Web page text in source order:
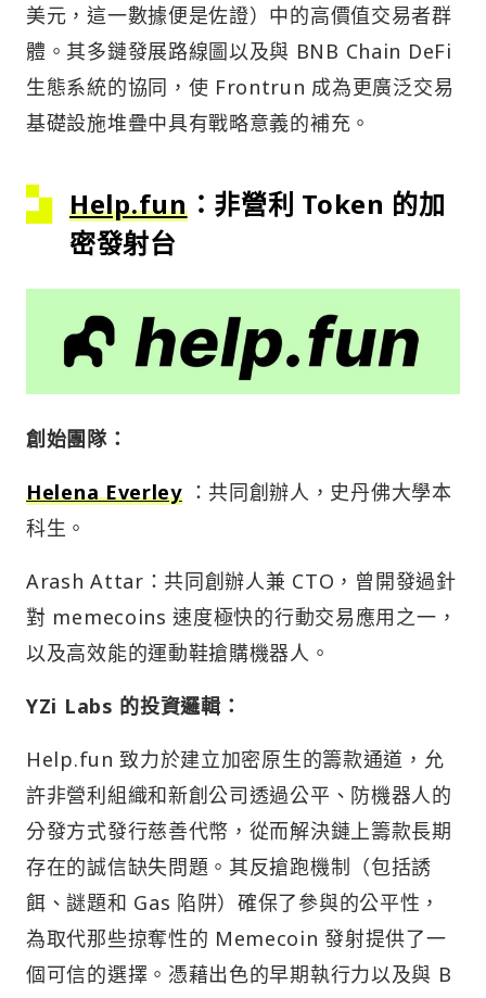
美元，這一數據便是佐證）中的高價值交易者群
體。其多鏈發展路線圖以及與 BNB Chain DeFi
生態系統的協同，使 Frontrun 成為更廣泛交易
基礎設施堆疊中具有戰略意義的補充。
Help.fun：非營利 Token 的加
密發射台
創始團隊：
Helena Everley：共同創辦人，史丹佛大學本
科生。
Arash Attar：共同創辦人兼 CTO，曾開發過針
對 memecoins 速度極快的行動交易應用之一，
以及高效能的運動鞋搶購機器人。
YZi Labs 的投資邏輯：
Help.fun 致力於建立加密原生的籌款通道，允
許非營利組織和新創公司透過公平、防機器人的
分發方式發行慈善代幣，從而解決鏈上籌款長期
存在的誠信缺失問題。其反搶跑機制（包括誘
餌、謎題和 Gas 陷阱）確保了參與的公平性，
為取代那些掠奪性的 Memecoin 發射提供了一
個可信的選擇。憑藉出色的早期執行力以及與 B